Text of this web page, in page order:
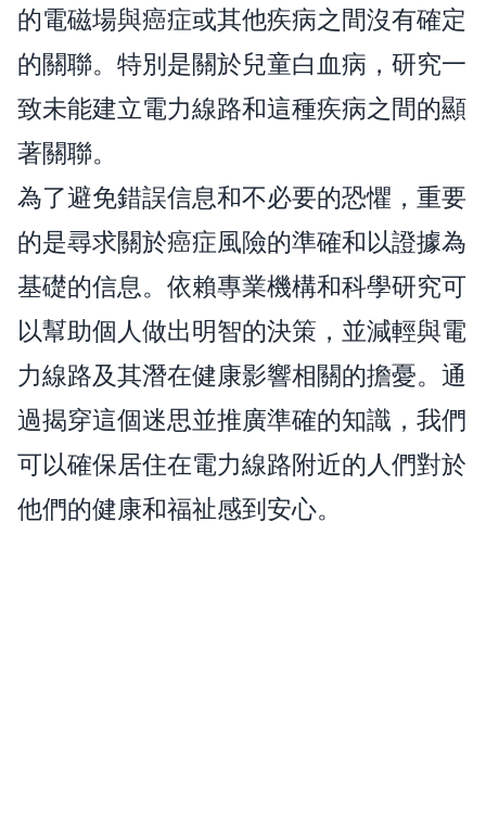
的電磁場與癌症或其他疾病之間沒有確定
的關聯。特別是關於兒童白血病，研究一
致未能建立電力線路和這種疾病之間的顯
著關聯。
為了避免錯誤信息和不必要的恐懼，重要
的是尋求關於癌症風險的準確和以證據為
基礎的信息。依賴專業機構和科學研究可
以幫助個人做出明智的決策，並減輕與電
力線路及其潛在健康影響相關的擔憂。通
過揭穿這個迷思並推廣準確的知識，我們
可以確保居住在電力線路附近的人們對於
他們的健康和福祉感到安心。